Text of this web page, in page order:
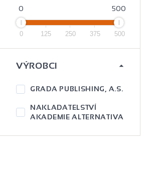
0 500
0 125 250 375 500
VÝROBCI
GRADA PUBLISHING, A.S.
NAKLADATELSTVÍ
AKADEMIE ALTERNATIVA